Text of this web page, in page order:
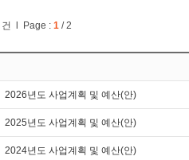
건 l Page :1 / 2
2026년도 사업계획 및 예산(안)
2025년도 사업계획 및 예산(안)
2024년도 사업계획 및 예산(안)